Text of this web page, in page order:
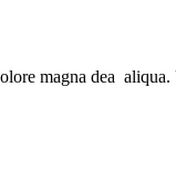
magna dea